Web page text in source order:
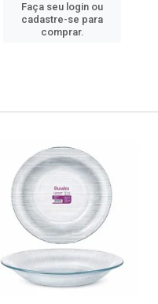
Faça seu login ou
cadastre-se para
comprar.